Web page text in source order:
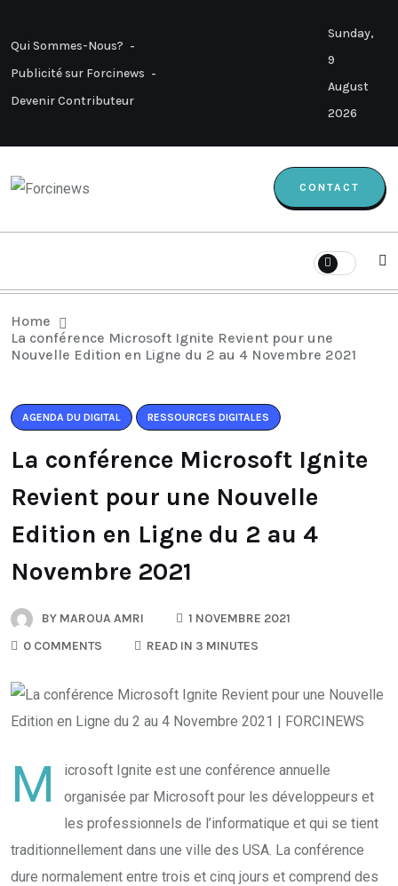
Qui Sommes-Nous?
Publicité sur Forcinews
Devenir Contributeur
Sunday,
9
August
2026
CONTACT
Home
La conférence Microsoft Ignite Revient pour une
Nouvelle Edition en Ligne du 2 au 4 Novembre 2021
AGENDA DU DIGITAL RESSOURCES DIGITALES
La conférence Microsoft Ignite
Revient pour une Nouvelle
Edition en Ligne du 2 au 4
Novembre 2021
BY MAROUA AMRI
1 NOVEMBRE 2021
0 COMMENTS
READ IN 3 MINUTES
M
icrosoft Ignite est une conférence annuelle
organisée par Microsoft pour les développeurs et
les professionnels de l’informatique et qui se tient
traditionnellement dans une ville des USA. La conférence
dure normalement entre trois et cinq jours et comprend des